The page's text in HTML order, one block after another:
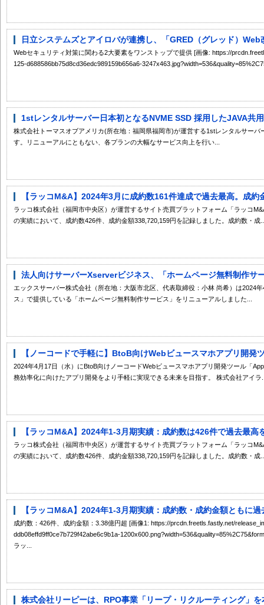
日立システムズとアイロバが連携し、「GRED（グレッド）
Webセキュリティ対策に関わる2大要素をワンストップで提供 [画像: https://
125-d688586bb75d8cd36edc989159b656a6-
1stレンタルサーバー日本初となるNVME SSD 採用したJAVA共
株式会社トーマスオブアメリカ(所在地：福岡県福岡市)が運営する1stレンタルサーバ
す。リニューアルにともない、各プランの大幅なサービス向上を行い...
【ラッコM&A】2024年3月に成約数161件達成で過去最高。成
ラッコ株式会社（福岡市中央区）が運営するサイト売買プラットフォーム「ラッコ
の実績において、成約数426件、成約金額338,720,159円を記録しました。成約数・成
法人向けサーバーXserverビジネス、「ホームページ無料制作サ
エックスサーバー株式会社（所在地：大阪市北区、代表取締役：小林 尚希）は2024
ス」で提供している「ホームページ無料制作サービス」をリニューアルしました...
【ノーコードで手軽に】BtoB向けWebビュースマホアプリ開発
2024年4月17日（水）にBtoB向けノーコードWebビュースマホアプリ開発ツール「
務効率化に向けたアプリ開発をより手軽に実現できる未来を目指す。 株式会社アイラ
【ラッコM&A】2024年1-3月期実績：成約数は426件で過去最高
ラッコ株式会社（福岡市中央区）が運営するサイト売買プラットフォーム「ラッコ
の実績において、成約数426件、成約金額338,720,159円を記録しました。成約数・成
【ラッコM&A】2024年1-3月期実績：成約数・成約金額ともに
成約数：426件、成約金額：3.38億円超 [画像1: https://prcdn.freetls.fastly.net/
ddb08effd9ff0ce7b729f42abe6c9b1a-
ラッ...
株式会社リーピーは、RPO事業「リープ・リクルーティング」